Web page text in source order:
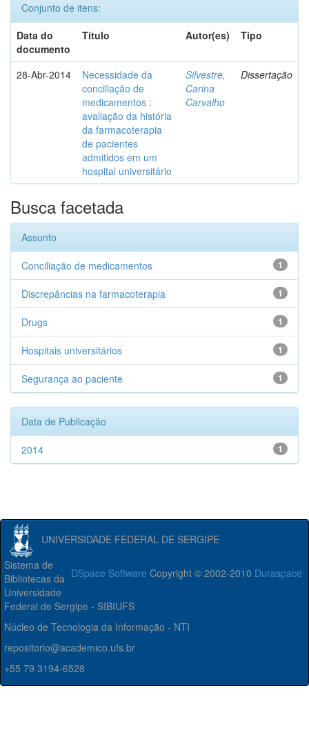
Conjunto de itens:
Data do
documento
Título Autor(es) Tipo
28-Abr-2014
Necessidade da
conciliação de
medicamentos :
avaliação da história
da farmacoterapia
de pacientes
admitidos em um
hospital universitário
Silvestre,
Carina
Carvalho
Dissertação
Busca facetada
Assunto
1
Conciliação de medicamentos
1
Discrepâncias na farmacoterapia
1
Drugs
1
Hospitais universitários
1
Segurança ao paciente
Data de Publicação
1
2014
UNIVERSIDADE FEDERAL DE SERGIPE
DSpace Software Copyright © 2002-2010 Duraspace
Sistema de
Bibliotecas da
Universidade
Federal de Sergipe - SIBIUFS
Núcleo de Tecnologia da Informação - NTI
repositorio@academico.ufs.br
+55 79 3194-6528